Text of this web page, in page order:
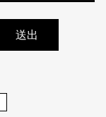
English